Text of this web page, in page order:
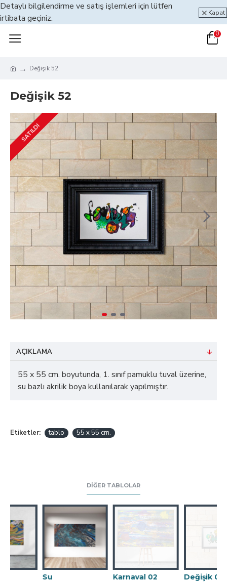
Detaylı bilgilendirme ve satış işlemleri için lütfen
irtibata geçiniz.
Kapat
0
Değişik 52
Değişik 52
SATILDI
AÇIKLAMA
55 x 55 cm. boyutunda, 1. sınıf pamuklu tuval üzerine,
su bazlı akrilik boya kullanılarak yapılmıştır.
Etiketler: tablo 55 x 55 cm.
DIĞER TABLOLAR
Karnaval 02 Değişik 09